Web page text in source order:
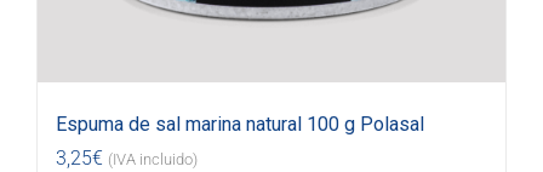
Espuma de sal marina natural 100 g Polasal
3,25€ (IVA incluido)